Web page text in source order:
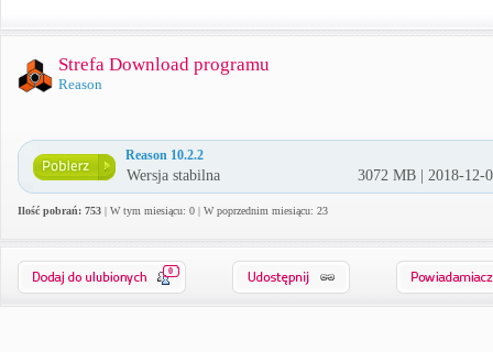
Strefa Download programu
Reason
Reason 10.2.2
Wersja stabilna 3072 MB | 2018-12-
Ilość pobrań: 753 | W tym miesiącu: 0 | W poprzednim miesiącu: 23
0